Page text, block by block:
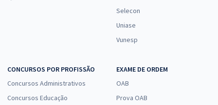
Selecon
Uniase
Vunesp
CONCURSOS POR PROFISSÃO
Concursos Administrativos
Concursos Educação
EXAME DE ORDEM
OAB
Prova OAB